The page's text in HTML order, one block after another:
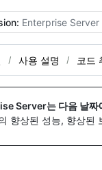
Enterprise Server
사용 설명 코드
Server는 다음 날짜
향상된 성능, 향상된